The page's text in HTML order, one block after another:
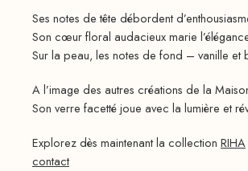
Ses notes de tête débordent
Son cœur floral audacieux marie
Sur la peau, les notes de fond – vanille et
A l’image des autres créations de la
Son verre facetté joue avec la lumière et
Explorez dès maintenant la collection RIHA
contact